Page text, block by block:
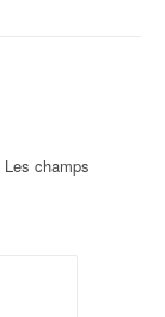
Les champs